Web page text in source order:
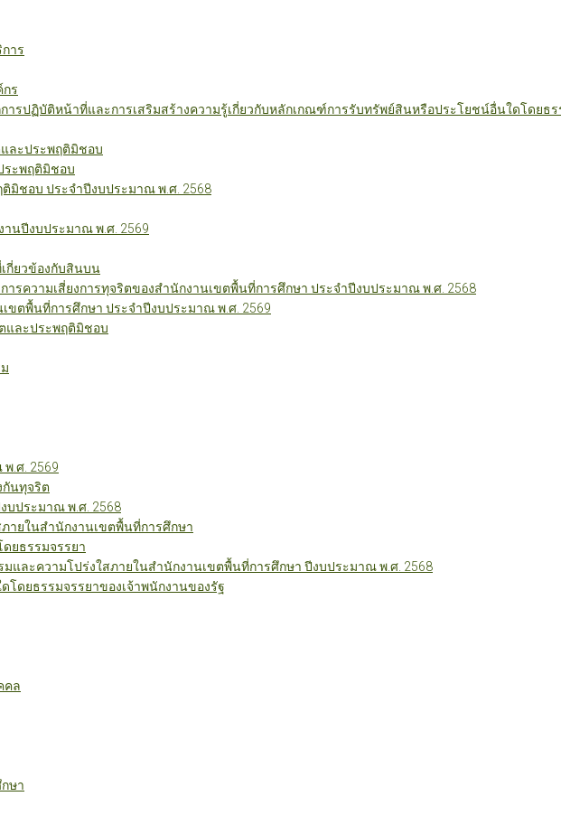
าร
กร
การปฏิบัติหน้าที่และการเสริมสร้างความรู้เกี่ยวกับหลักเกณฑ์การรับทรัพย์สินหรือประโยชน์อื่นใดโดยธ
และประพฤติมิชอบ
ระพฤติมิชอบ
มิชอบ ประจำปีงบประมาณ พ.ศ. 2568
านปีงบประมาณ พ.ศ. 2569
กี่ยวข้องกับสินบน
รความเสี่ยงการทุจริตของสำนักงานเขตพื้นที่การศึกษา ประจำปีงบประมาณ พ.ศ. 2568
ขตพื้นที่การศึกษา ประจำปีงบประมาณ พ.ศ. 2569
และประพฤติมิชอบ
.ศ. 2569
กันทุจริต
บประมาณ พ.ศ. 2568
ายในสำนักงานเขตพื้นที่การศึกษา
ยธรรมจรรยา
และความโปร่งใสภายในสำนักงานเขตพื้นที่การศึกษา ปีงบประมาณ พ.ศ. 2568
ดยธรรมจรรยาของเจ้าพนักงานของรัฐ
คล
ษา